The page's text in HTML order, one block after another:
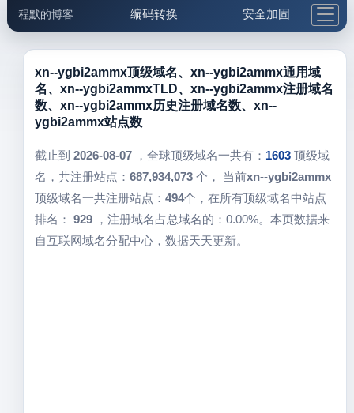
程默的博客 编码转换 安全加固
邮件工具 生活便民 更多工具
5.1支付宝大红包
xn--ygbi2ammx顶级域名、xn--ygbi2ammx通用域
名、xn--ygbi2ammxTLD、xn--ygbi2ammx注册域名
数、xn--ygbi2ammx历史注册域名数、xn--
ygbi2ammx站点数
截止到 2026-08-07，全球顶级域名一共有： 1603 顶级域
名，共注册站点： 687,934,073 个， 当前xn--ygbi2ammx
顶级域名一共注册站点： 494个，在所有顶级域名中站点
排名： 929，注册域名占总域名的：0.00%。本页数据来
自互联网域名分配中心，数据天天更新。